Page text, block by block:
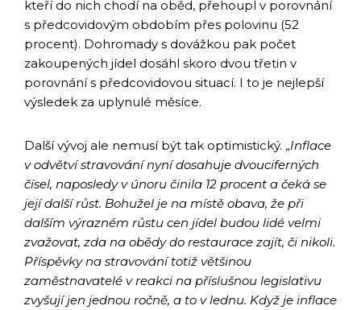
kteří do nich chodí na oběd, přehoupl v porovnání
s předcovidovým obdobím přes polovinu (52
procent). Dohromady s dovážkou pak počet
zakoupených jídel dosáhl skoro dvou třetin v
porovnání s předcovidovou situací. I to je nejlepší
výsledek za uplynulé měsíce.
Další vývoj ale nemusí být tak optimistický. „Inflace
v odvětví stravování nyní dosahuje dvouciferných
čísel, naposledy v únoru činila 12 procent a čeká se
její další růst. Bohužel je na místě obava, že při
dalším výrazném růstu cen jídel budou lidé velmi
zvažovat, zda na obědy do restaurace zajít, či nikoli.
Příspěvky na stravování totiž většinou
zaměstnavatelé v reakci na příslušnou legislativu
zvyšují jen jednou ročně, a to v lednu. Když je inflace